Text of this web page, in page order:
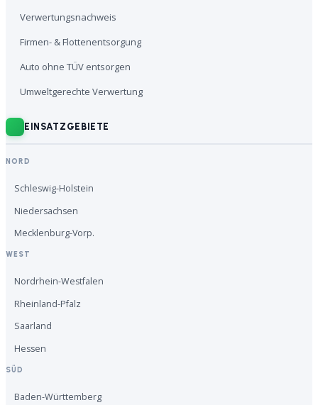
Verwertungsnachweis
Firmen- & Flottenentsorgung
Auto ohne TÜV entsorgen
Umweltgerechte Verwertung
EINSATZGEBIETE
NORD
Schleswig-Holstein
Niedersachsen
Mecklenburg-Vorp.
WEST
Nordrhein-Westfalen
Rheinland-Pfalz
Saarland
Hessen
SÜD
Baden-Württemberg